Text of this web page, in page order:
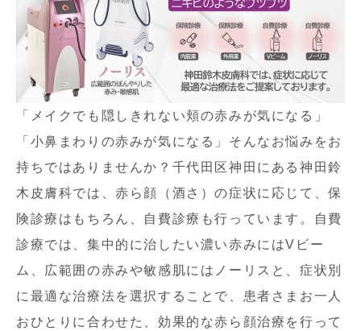
「メイクでも隠しきれない頬の赤みが気になる」
「小鼻まわりの赤みが気になる」そんなお悩みをお
持ちではありませんか？千代田区神田にある神田鈴
木皮膚科では、赤ら顔（酒さ）の症状に応じて、保
険診療はもちろん、自費診療も行っています。自費
診療では、集中的に治したい濃い赤みにはVビー
ム、広範囲の赤みや敏感肌にはノーリスと、症状別
に最適な治療法を選択することで、患者さまお一人
おひとりに合わせた、効果的な赤ら顔治療を行って